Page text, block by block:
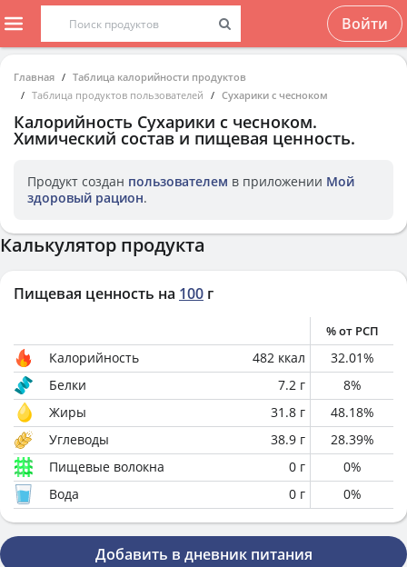
Войти
Главная
Таблица калорийности продуктов
Таблица продуктов пользователей
Сухарики с чесноком
Калорийность Сухарики с чесноком.
Химический состав и пищевая ценность.
Продукт создан пользователем в приложении Мой
здоровый рацион.
Калькулятор продукта
Пищевая ценность на 100 г
% от РСП
Калорийность 482 ккал 32.01%
Белки
7.2 г 8%
Жиры
31.8 г 48.18%
Углеводы
38.9 г 28.39%
Пищевые волокна
0 г 0%
Вода
0 г 0%
Добавить в дневник питания